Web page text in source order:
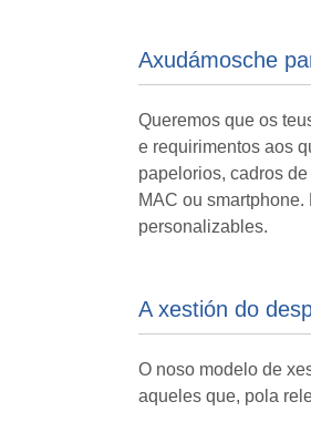
Axudámosche
Queremos que os
e requirimentos aos
papelorios, cadros
MAC ou
personalizables.
A xestión do
O noso modelo de
aqueles que, pola